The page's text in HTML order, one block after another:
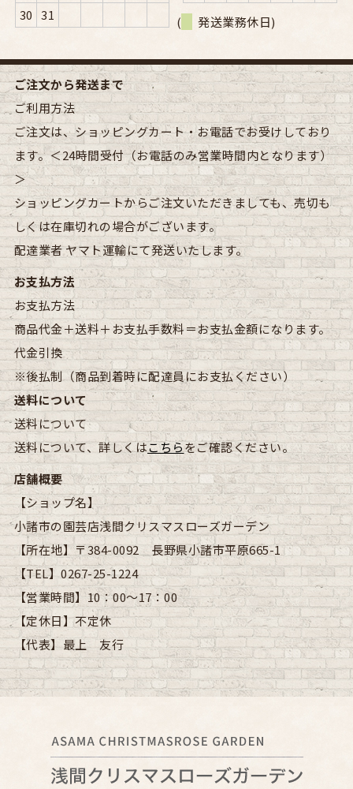
30 31
(
発送業務休日)
ご注文から発送まで
ご利用方法
ご注文は、ショッピングカート・お電話でお受けしており
ます。＜24時間受付（お電話のみ営業時間内となります）
＞
ショッピングカートからご注文いただきましても、売切も
しくは在庫切れの場合がございます。
配達業者 ヤマト運輸にて発送いたします。
お支払方法
お支払方法
商品代金＋送料＋お支払手数料＝お支払金額になります。
代金引換
※後払制（商品到着時に配達員にお支払ください）
送料について
送料について
送料について、詳しくはこちらをご確認ください。
店舗概要
【ショップ名】
小諸市の園芸店浅間クリスマスローズガーデン
【所在地】 〒384-0092 長野県小諸市平原665-1
【TEL】0267-25-1224
【営業時間】10：00～17：00
【定休日】不定休
【代表】 最上 友行